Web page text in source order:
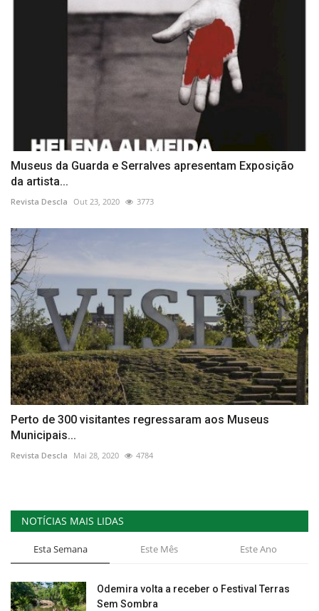
Museus da Guarda e Serralves apresentam Exposição
da artista...
Revista Descla Out 23, 2020 3773
Perto de 300 visitantes regressaram aos Museus
Municipais...
Revista Descla Mai 28, 2020 4784
NOTÍCIAS MAIS LIDAS
Esta Semana Este Mês Este Ano
Odemira volta a receber o Festival Terras
Sem Sombra